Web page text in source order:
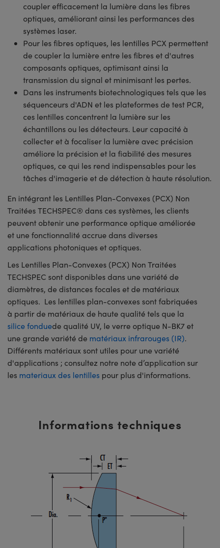
coupler efficacement la lumière dans les fibres
optiques, améliorant ainsi les performances des
systèmes laser.
Pour les fibres optiques, les lentilles PCX permettent
de coupler la lumière entre les fibres et d'autres
composants optiques, optimisant ainsi la
transmission du signal et minimisant les pertes.
Dans les instruments biotechnologiques tels que les
séquenceurs d'ADN et les plateformes de test PCR,
ces lentilles concentrent la lumière sur les
échantillons ou les détecteurs. Leur capacité à
collecter et à focaliser la lumière avec précision
améliore la précision et la fiabilité des mesures
optiques, ce qui les rend indispensables pour les
tâches d'imagerie et de détection à haute résolution.
En intégrant les Lentilles Plan-Convexes (PCX) Non
Traitées TECHSPEC® dans ces systèmes, les clients
peuvent obtenir une performance optique améliorée
et une fonctionnalité accrue dans diverses
applications photoniques et optiques.
Les Lentilles Plan-Convexes (PCX) Non Traitées
TECHSPEC sont disponibles dans une variété de
diamètres, de distances focales et de matériaux
optiques. Les lentilles plan-convexes sont fabriquées
à partir de matériaux de haute qualité tels que la
silice fonduede qualité UV, le verre optique N-BK7 et
une grande variété de matériaux infrarouges (IR).
Différents matériaux sont utiles pour une variété
d'applications ; consultez notre note d’application sur
les materiaux des lentilles pour plus d'informations.
Informations techniques